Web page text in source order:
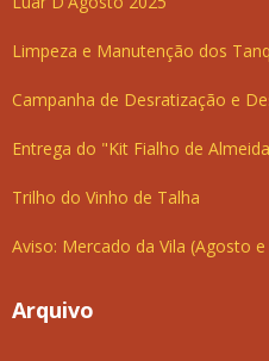
Limpeza e Manutenção dos
Campanha de Desratização e
Entrega do "Kit Fialho de
Trilho do Vinho de Talha
Aviso: Mercado da Vila (Agosto
Arquivo